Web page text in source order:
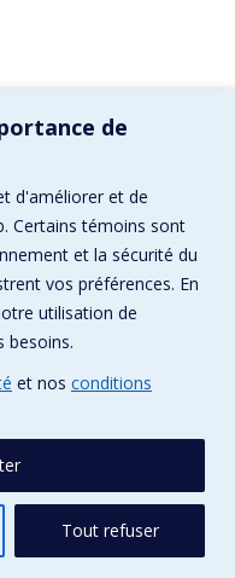
de
d'améliorer et de
Certains témoins sont
et la sécurité du
vos préférences. En
utilisation de
besoins.
et nos conditions
Tout refuser
: Pika Design